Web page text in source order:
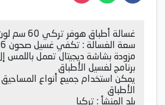
غسالة أطباق هوفر تركي 60 سم لون استانلس
سعة الغسالة : تكفي غسيل صحون 16 فرد
برنامج لغسيل الأطباق
يمكن استخدام جميع أنواع
الأطباق
بلد المنشأ : تركيا